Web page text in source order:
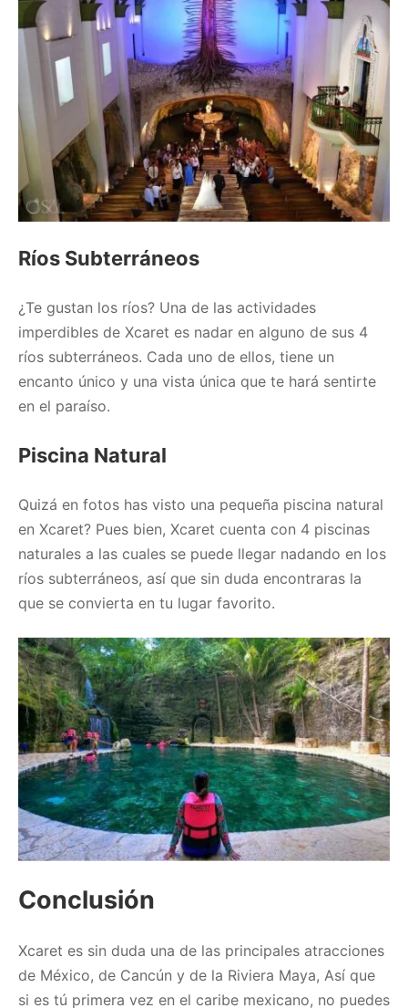
Ríos Subterráneos
¿Te gustan los ríos? Una de las actividades
imperdibles de Xcaret es nadar en alguno de sus 4
ríos subterráneos. Cada uno de ellos, tiene un
encanto único y una vista única que te hará sentirte
en el paraíso.
Piscina Natural
Quizá en fotos has visto una pequeña piscina natural
en Xcaret? Pues bien, Xcaret cuenta con 4 piscinas
naturales a las cuales se puede llegar nadando en los
ríos subterráneos, así que sin duda encontraras la
que se convierta en tu lugar favorito.
Conclusión
Xcaret es sin duda una de las principales atracciones
de México, de Cancún y de la Riviera Maya, Así que
si es tú primera vez en el caribe mexicano, no puedes